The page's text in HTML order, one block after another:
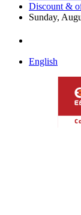
Discount &
Sunday,
English